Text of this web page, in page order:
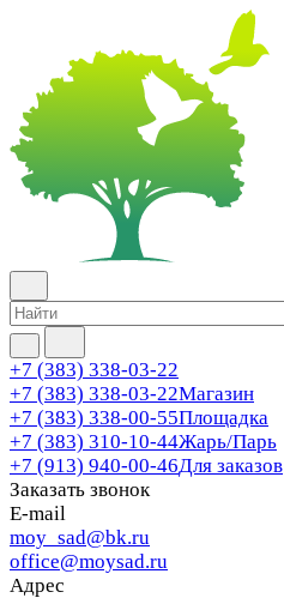
+7 (383) 338-03-22
+7 (383) 338-03-22Магазин
+7 (383) 338-00-55Площадка
+7 (383) 310-10-44Жарь/Парь
+7 (913) 940-00-46Для заказов
Заказать звонок
E-mail
moy_sad@bk.ru
office@moysad.ru
Адрес